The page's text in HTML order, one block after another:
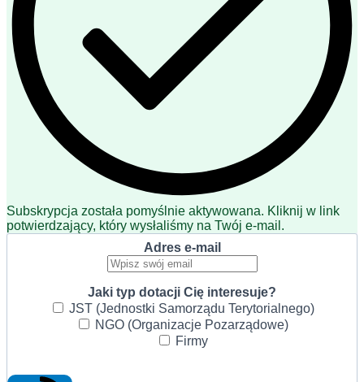
Subskrypcja została pomyślnie aktywowana. Kliknij w link
potwierdzający, który wysłaliśmy na Twój e-mail.
Adres e-mail
Jaki typ dotacji Cię interesuje?
JST (Jednostki Samorządu Terytorialnego)
NGO (Organizacje Pozarządowe)
Firmy